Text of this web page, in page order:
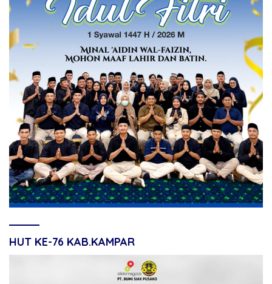
HUT KE-76 KAB.KAMPAR